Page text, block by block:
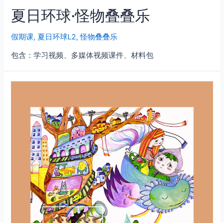
夏日环球·怪物叠叠乐
假期课, 夏日环球L2,怪物叠叠乐
包含：学习视频、多媒体视频课件、材料包